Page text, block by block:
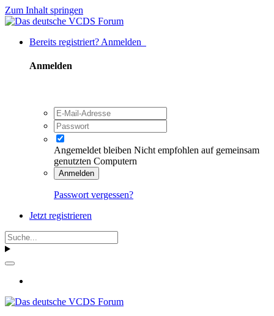
Zum Inhalt springen
Bereits registriert? Anmelden
Anmelden
Angemeldet bleiben Nicht empfohlen auf gemeinsam
genutzten Computern
Anmelden
Passwort vergessen?
Jetzt registrieren